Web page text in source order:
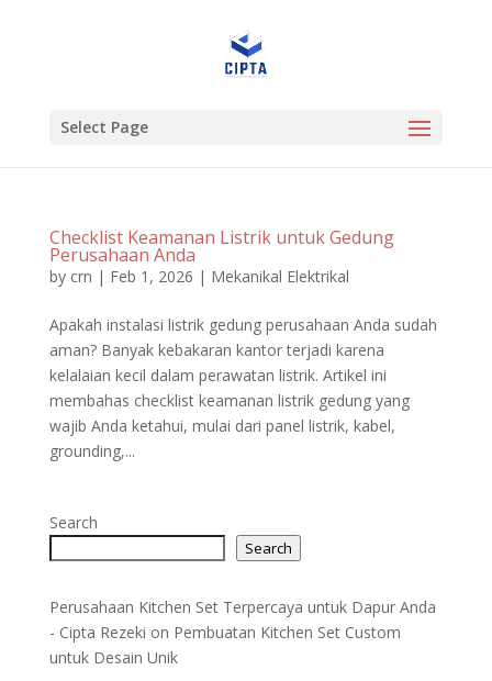
Select Page
Checklist Keamanan Listrik untuk Gedung
Perusahaan Anda
by crn | Feb 1, 2026 | Mekanikal Elektrikal
Apakah instalasi listrik gedung perusahaan Anda sudah
aman? Banyak kebakaran kantor terjadi karena
kelalaian kecil dalam perawatan listrik. Artikel ini
membahas checklist keamanan listrik gedung yang
wajib Anda ketahui, mulai dari panel listrik, kabel,
grounding,...
Search
Search
Perusahaan Kitchen Set Terpercaya untuk Dapur Anda
- Cipta Rezeki on Pembuatan Kitchen Set Custom
untuk Desain Unik